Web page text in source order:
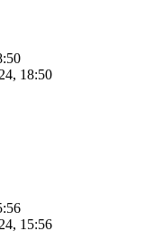
18:50
15:56